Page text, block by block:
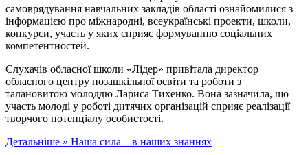
самоврядування навчальних закладів області ознайомилися з
інформацією про міжнародні, всеукраїнські проекти, школи,
конкурси, участь у яких сприяє формуванню соціальних
компетентностей.
Слухачів обласної школи «Лідер» привітала директор
обласного центру позашкільної освіти та роботи з
талановитою молоддю Лариса Тихенко. Вона зазначила, що
участь молоді у роботі дитячих організацій сприяє реалізації
творчого потенціалу особистості.
Детальніше » Наша сила – в наших знаннях